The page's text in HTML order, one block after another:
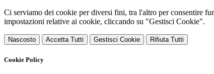
Ci serviamo dei cookie per diversi fini, tra l'altro per consentire
impostazioni relative ai cookie, cliccando su "Gestisci Cookie".
Nascosto Accetta Tutti Gestisci Cookie Rifiuta Tutti
Cookie Policy